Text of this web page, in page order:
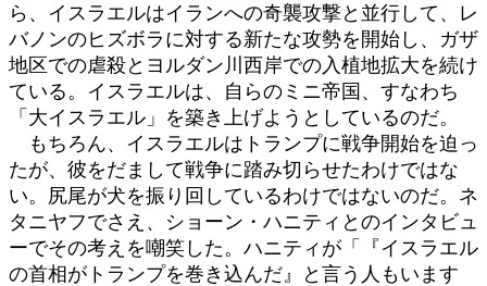
ら、イスラエルはイランへの奇襲攻撃と並行して、レ
バノンのヒズボラに対する新たな攻勢を開始し、ガザ
地区での虐殺とヨルダン川西岸での入植地拡大を続け
ている。イスラエルは、自らのミニ帝国、すなわち
「大イスラエル」を築き上げようとしているのだ。
もちろん、イスラエルはトランプに戦争開始を迫っ
たが、彼をだまして戦争に踏み切らせたわけではな
い。尻尾が犬を振り回しているわけではないのだ。ネ
タニヤフでさえ、ショーン・ハニティとのインタビュ
ーでその考えを嘲笑した。ハニティが「『イスラエル
の首相がトランプを巻き込んだ』と言う人もいます